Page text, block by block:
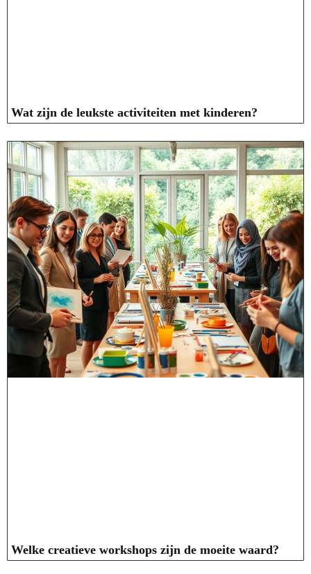
Wat zijn de leukste activiteiten met kinderen?
Welke creatieve workshops zijn de moeite waard?